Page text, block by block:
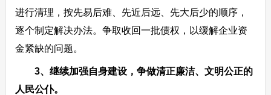
进行清理，按先易后难、先近后远、先大后少的顺序，
逐个制定解决办法。争取收回一批债权，以缓解企业资
金紧缺的问题。
3、继续加强自身建设，争做清正廉洁、文明公正的
人民公仆。